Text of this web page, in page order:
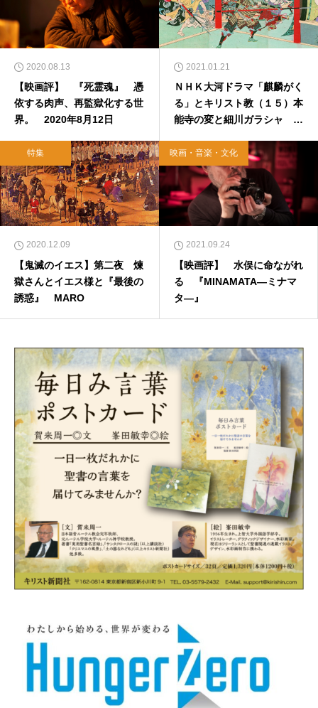
2020.08.13
【映画評】 『死霊魂』 憑
依する肉声、再監獄化する世
界。 2020年8月12日
2021.01.21
ＮＨＫ大河ドラマ「麒麟がく
る」とキリスト教（１５）本
能寺の変と細川ガラシャ 前
特集
2020.12.09
【鬼滅のイエス】第二夜 煉
獄さんとイエス様と『最後の
誘惑』 MARO
映画・音楽・文化
2021.09.24
【映画評】 水俣に命ながれ
る 『MINAMATA―ミナマ
タ―』